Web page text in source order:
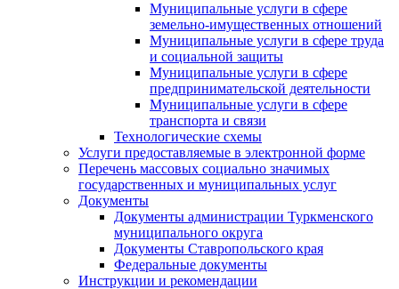
Муниципальные услуги в сфере
земельно-имущественных отношений
Муниципальные услуги в сфере труда
и социальной защиты
Муниципальные услуги в сфере
предпринимательской деятельности
Муниципальные услуги в сфере
транспорта и связи
Технологические схемы
Услуги предоставляемые в электронной форме
Перечень массовых социально значимых
государственных и муниципальных услуг
Документы
Документы администрации Туркменского
муниципального округа
Документы Ставропольского края
Федеральные документы
Инструкции и рекомендации